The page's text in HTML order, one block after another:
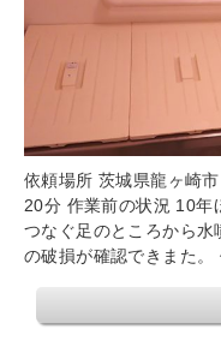
依頼場所 茨城県龍ヶ崎
20分 作業前の状況 10年
つなぐ足のところから
の破損が確認できまた